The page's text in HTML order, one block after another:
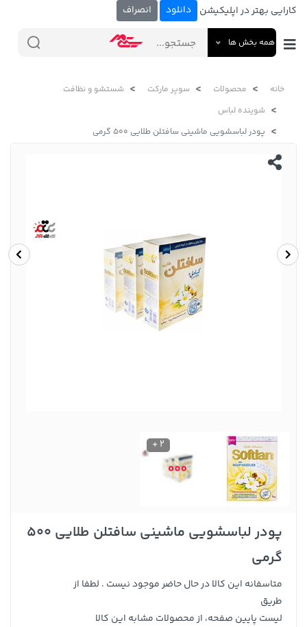
کارایی بهتر در اپلیکیشن دانلود انصراف
همه بخش ها
خانه محصولات سوپر مارکت
شستشو و نظافت
شوینده لباس
پودر لباسشویی ماشینی سافتلن طلایی 500 گرمی
2 +
پودر لباسشویی ماشینی سافتلن طلایی 500
گرمی
متاسفانه این کالا در حال حاضر موجود نیست . لطفا از
طریق
لیست پایین صفحه، از محصولات مشابه این کالا